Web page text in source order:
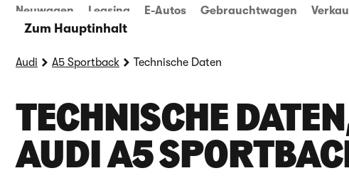
Zum Hauptinhalt
Neuwagen Leasing E-Autos Gebrauchtwagen
Audi A5 Sportback Technische Daten
TECHNISCHE
UDI A5